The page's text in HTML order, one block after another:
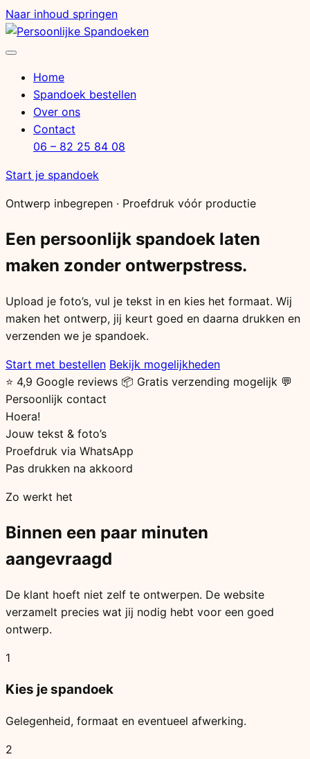
Naar inhoud springen
Menu
Home
Spandoek bestellen
Over ons
Contact
06 – 82 25 84 08
Start je spandoek
Ontwerp inbegrepen · Proefdruk vóór productie
Een persoonlijk spandoek laten
maken zonder ontwerpstress.
Upload je foto’s, vul je tekst in en kies het formaat. Wij
maken het ontwerp, jij keurt goed en daarna drukken en
verzenden we je spandoek.
Start met bestellen Bekijk mogelijkheden
⭐ 4,9 Google reviews 📦 Gratis verzending mogelijk 💬
Persoonlijk contact
Hoera!
Jouw tekst & foto’s
Proefdruk via WhatsApp
Pas drukken na akkoord
Zo werkt het
Binnen een paar minuten
aangevraagd
De klant hoeft niet zelf te ontwerpen. De website
verzamelt precies wat jij nodig hebt voor een goed
ontwerp.
1
Kies je spandoek
Gelegenheid, formaat en eventueel afwerking.
2